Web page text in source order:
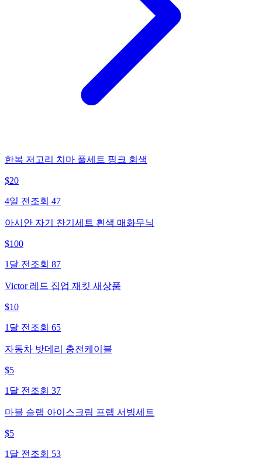
한복 저고리 치마 풀세트 핑크 회색
$20
4일 전 조회 47
아시안 자기 찬기세트 흰색 매화무늬
$100
1달 전 조회 87
Victor 레드 집업 재킷 새상품
$10
1달 전 조회 65
자동차 밧데리 충전케이블
$5
1달 전 조회 37
마블 슬랩 아이스크림 프렙 서빙세트
$5
1달 전 조회 53